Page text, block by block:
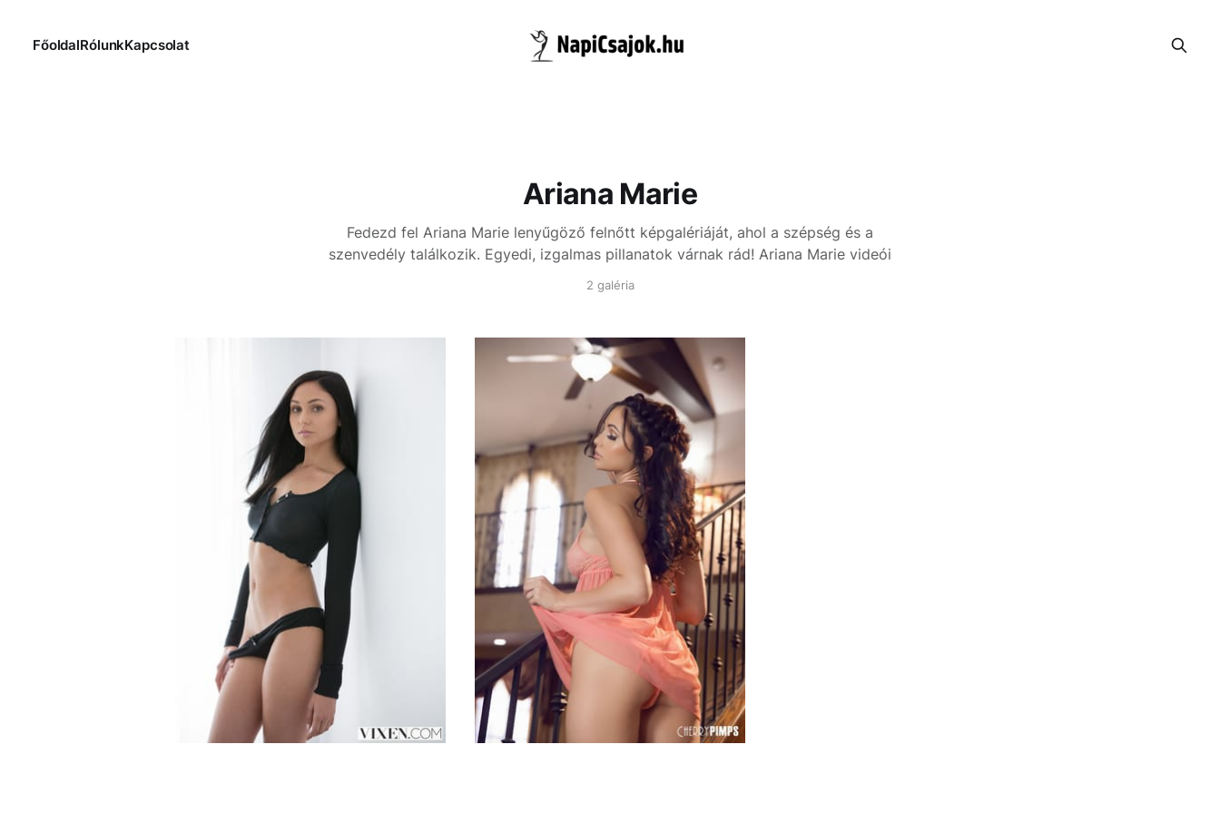
FőoldalRólunkKapcsolat
Ariana Marie
Fedezd fel Ariana Marie lenyűgöző felnőtt képgalériáját, ahol a szépség és a
szenvedély találkozik. Egyedi, izgalmas pillanatok várnak rád! Ariana Marie videói
2 galéria